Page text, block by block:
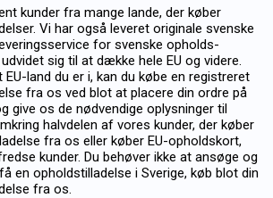
kunder fra mange lande, der køber
Vi har også leveret originale svenske
for svenske opholds­
sig til at dække hele EU og videre.
land du er i, kan du købe en registreret
fra os ved blot at placere din ordre på
give os de nødvendige oplysninger til
halvdelen af vores kunder, der køber
fra os eller køber EU-opholds­kort,
kunder. Du behøver ikke at ansøge og
en opholds­tilladelse i Sverige, køb blot din
fra os.